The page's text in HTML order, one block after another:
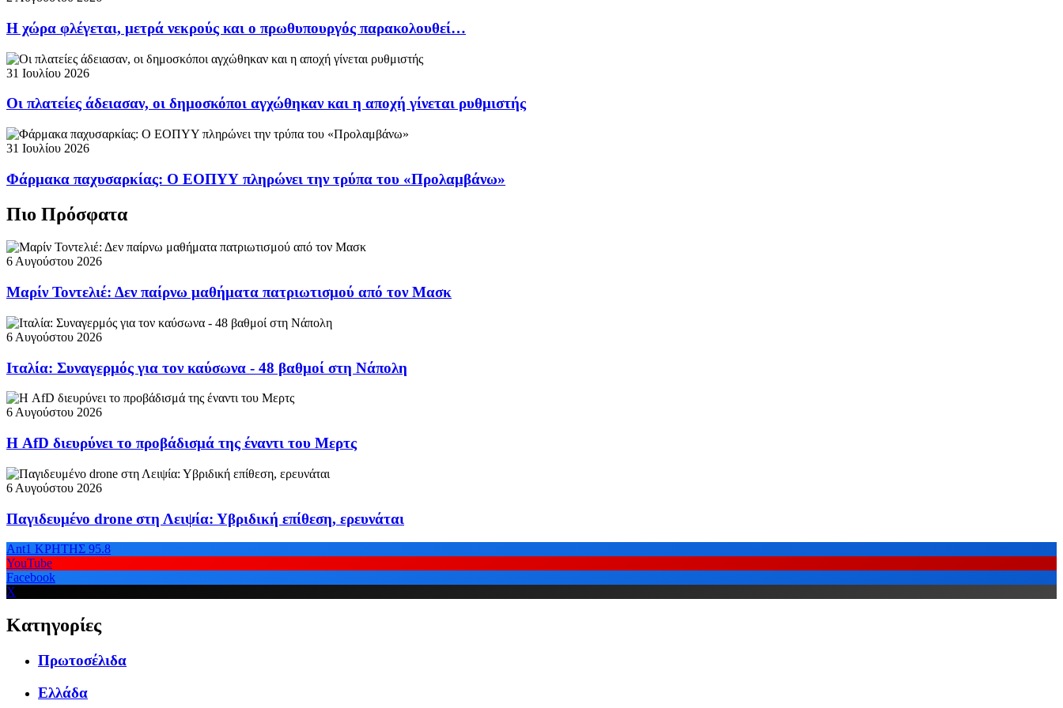
Η χώρα φλέγεται, μετρά νεκρούς και ο πρωθυπουργός παρακολουθεί…
31 Ιουλίου 2026
Οι πλατείες άδειασαν, οι δημοσκόποι αγχώθηκαν και η αποχή γίνεται ρυθμιστής
31 Ιουλίου 2026
Φάρμακα παχυσαρκίας: Ο ΕΟΠΥΥ πληρώνει την τρύπα του «Προλαμβάνω»
Πιο Πρόσφατα
6 Αυγούστου 2026
Μαρίν Τοντελιέ: Δεν παίρνω μαθήματα πατριωτισμού από τον Μασκ
6 Αυγούστου 2026
Ιταλία: Συναγερμός για τον καύσωνα - 48 βαθμοί στη Νάπολη
6 Αυγούστου 2026
Η AfD διευρύνει το προβάδισμά της έναντι του Μερτς
6 Αυγούστου 2026
Παγιδευμένο drone στη Λειψία: Υβριδική επίθεση, ερευνάται
Ant1 ΚΡΗΤΗΣ 95.8
YouTube
Facebook
X
Κατηγορίες
Πρωτοσέλιδα
Ελλάδα